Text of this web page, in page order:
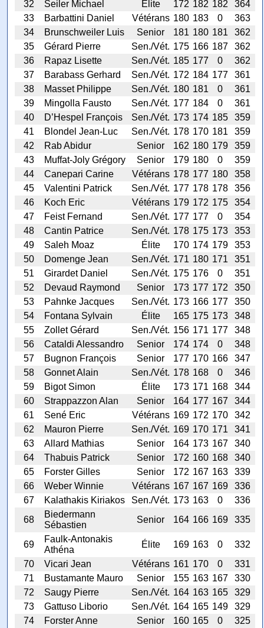
32 Seiler Michael Élite 172 182 182
364
33
Barbattini Daniel Vétérans 180 183 0
363
34
Brunschweiler Luis Senior 181 180 181
362
35
Gérard Pierre Sen./Vét. 175 166 187
362
36
Rapaz Lisette Sen./Vét. 185 177 0
362
37
Barabass Gerhard Sen./Vét. 172 184 177
361
38
Masset Philippe Sen./Vét. 180 181 0
361
39
Mingolla Fausto Sen./Vét. 177 184 0
361
40
D’Hespel François Sen./Vét. 173 174 185
359
41
Blondel Jean-Luc Sen./Vét. 178 170 181
359
42
Rab Abidur Senior 162 180 179
359
43
Muffat-Joly Grégory Senior 179 180 0
359
44
Canepari Carine Vétérans 178 177 180
358
45
Valentini Patrick Sen./Vét. 177 178 178
356
46
Koch Eric Vétérans 179 172 175
354
47
Feist Fernand Sen./Vét. 177 177 0
354
48
Cantin Patrice Sen./Vét. 178 175 173
353
49
Saleh Moaz Élite 170 174 179
353
50
Domenge Jean Sen./Vét. 171 180 171
351
51
Girardet Daniel Sen./Vét. 175 176 0
351
52
Devaud Raymond Senior 173 177 172
350
53
Pahnke Jacques Sen./Vét. 173 166 177
350
54
Fontana Sylvain Élite 165 175 173
348
55
Zollet Gérard Sen./Vét. 156 171 177
348
56
Cataldi Alessandro Senior 174 174 0
348
57
Bugnon François Senior 177 170 166
347
58
Gonnet Alain Sen./Vét. 178 168 0
346
59
Bigot Simon Élite 173 171 168
344
60
Strappazzon Alan Senior 164 177 167
344
61
Sené Eric Vétérans 169 172 170
342
62
Mauron Pierre Sen./Vét. 169 170 171
341
63
Allard Mathias Senior 164 173 167
340
64
Thabuis Patrick Senior 172 160 168
340
65
Forster Gilles Senior 172 167 163
339
66
Weber Winnie Vétérans 167 167 169
336
67
Kalathakis Kiriakos Sen./Vét. 173 163 0
336
68
Biedermann
Sébastien
Senior 164 166 169 335
69
Faulk-Antonakis
Athéna
Élite 169 163 0
332
70
Vicari Jean Vétérans 161 170 0
331
71
Bustamante Mauro Senior 155 163 167
330
72
Saugy Pierre Sen./Vét. 164 163 165
329
73
Gattuso Liborio Sen./Vét. 164 165 149
329
74
Forster Anne Senior 160 165 0
325